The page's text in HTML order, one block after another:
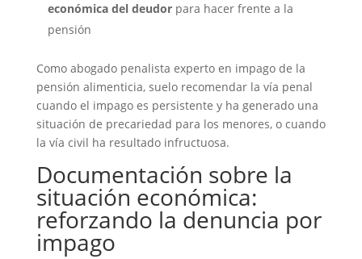
económica del deudorpara hacer frente a la
pensión
Como abogado penalista experto en impago de la
pensión alimenticia, suelo recomendar la vía penal
cuando el impago es persistente y ha generado una
situación de precariedad para los menores, o cuando
la vía civil ha resultado infructuosa.
Documentación sobre la
situación económica:
reforzando la denuncia por
impago